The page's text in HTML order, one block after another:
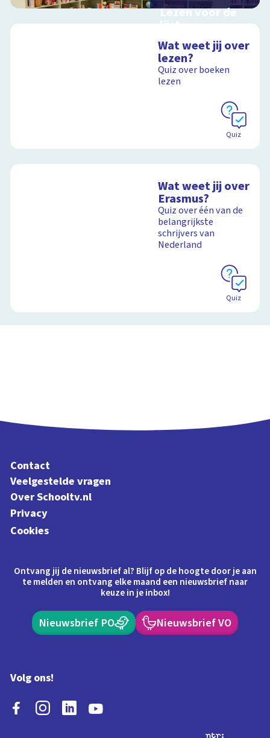
Lezen voor de
lijst
uitzoeken van een
boek voor de leeslijst
Schoolplaat
Wat weet jij over
lezen?
Quiz over boeken
lezen
Quiz
Wat weet jij over
Erasmus?
Quiz over één van de
belangrijkste
schrijvers van
Nederland
Quiz
Contact
Veelgestelde vragen
Over Schooltv.nl
Privacy
Cookies
Ontvang jij de nieuwsbrief al? Blijf op de hoogte door je aan
te melden en ontvang elke maand een nieuwsbrief naar
keuze in je inbox!
Nieuwsbrief PO Nieuwsbrief VO
Volg ons!